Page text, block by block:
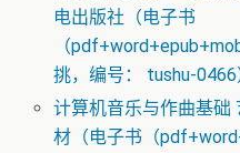
电出版社（电子书
（
挑，编号： tushu-0466
计算机音乐与作曲基础
材（电子书（